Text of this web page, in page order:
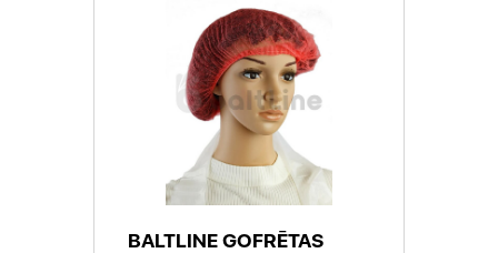
BALTLINE GOFRĒTAS